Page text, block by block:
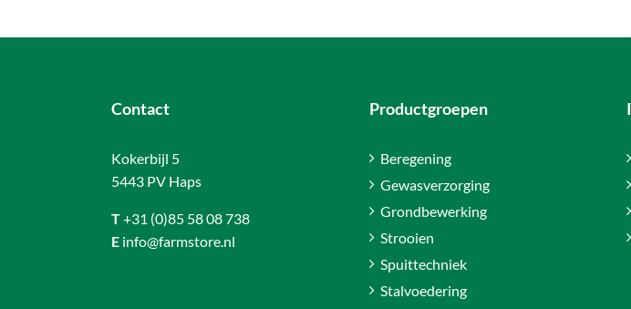
Contact
Kokerbijl 5
5443 PV Haps
T+31 (0)85 58 08 738
E info@farmstore.nl
Productgroepen
Beregening
Gewasverzorging
Grondbewerking
Strooien
Spuittechniek
Stalvoedering